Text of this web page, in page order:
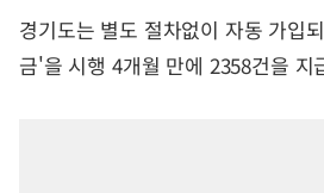
경기도는 별도 절차없이 자동 가입
금'을 시행 4개월 만에 2358건을 지